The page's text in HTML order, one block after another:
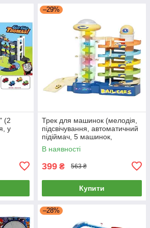
(2
у
–29%
Трек для машинок (мелодія,
підсвічування, автоматичний
підіймач, 5 машинок,
розбірна конструкція, рухливі
елементи) 9823
В наявності
399 ₴ 563 ₴
Купити
–28%